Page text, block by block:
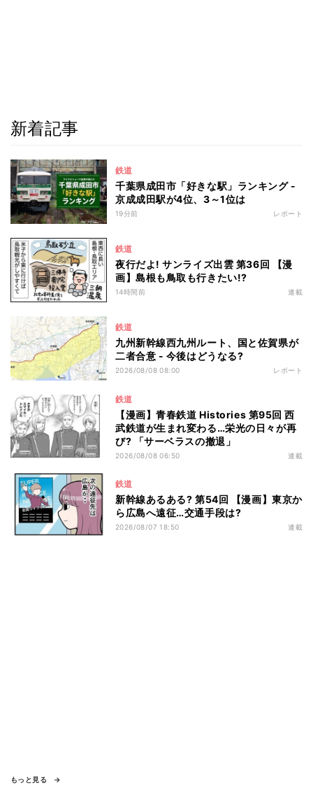
新着記事
鉄道
千葉県成田市「好きな駅」ランキング -
京成成田駅が4位、3～1位は
19分前 レポート
鉄道
夜行だよ! サンライズ出雲 第36回 【漫
画】島根も鳥取も行きたい!?
14時間前 連載
鉄道
九州新幹線西九州ルート、国と佐賀県が
二者合意 - 今後はどうなる?
2026/08/08 08:00 レポート
鉄道
【漫画】青春鉄道 Histories 第95回 西
武鉄道が生まれ変わる…栄光の日々が再
び? 「サーベラスの撤退」
2026/08/08 06:50 連載
鉄道
新幹線あるある? 第54回 【漫画】東京か
ら広島へ遠征…交通手段は?
2026/08/07 18:50 連載
もっと見る